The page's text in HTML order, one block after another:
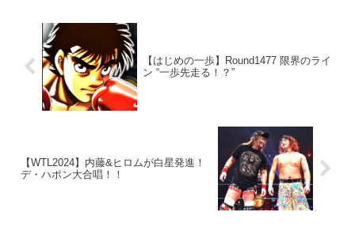
【はじめの一歩】Round1477 限界のライ
ン “一歩先走る！？”
【WTL2024】内藤&ヒロムが白星発進！
デ・ハポン大合唱！！